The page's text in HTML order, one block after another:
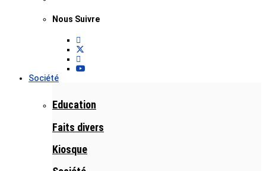
Nous Suivre
Société
Education
Faits divers
Kiosque